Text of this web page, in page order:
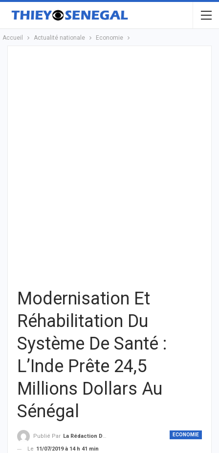
Accueil Actualité nationale Economie
Modernisation Et
Réhabilitation Du
Système De Santé :
L’Inde Prête 24,5
Millions Dollars Au
Sénégal
ECONOMIE
Publié Par La Rédaction De THIEYSENEGAL.com
Le 11/07/2019 à 14 h 41 min